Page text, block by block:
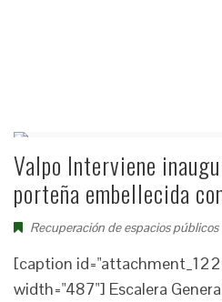
Valpo Interviene
porteña embellecida
Recuperación de espacios públicos
[caption
width="487"] Escalera